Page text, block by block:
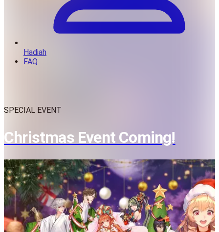
Hadiah
FAQ
SPECIAL EVENT
Christmas Event Coming!